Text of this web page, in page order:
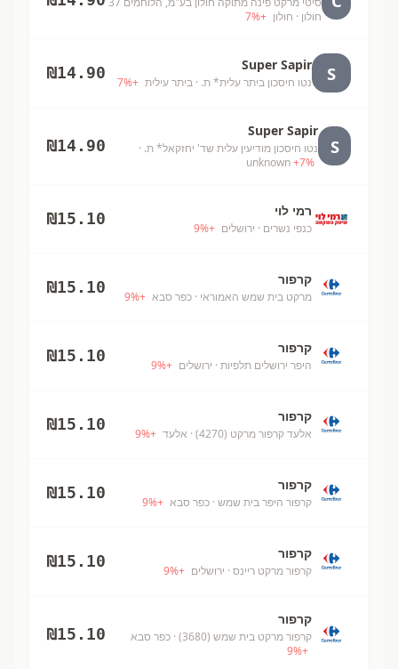
חולון · חולון +
7%
S
Super Sapir
נטו חיסכון ביתר עלית* ת. · ביתר עילית +
7%
₪14.90
S
Super Sapir
נטו חיסכון מודיעין עלית שד' יחזקאל* ת. ·
unknown+7%
₪14.90
רמי לוי
כנפי נשרים · ירושלים +
9%
₪15.10
קרפור
מרקט בית שמש האמוראי · כפר סבא +
9%
₪15.10
קרפור
היפר ירושלים תלפיות · ירושלים +
9%
₪15.10
קרפור
אלעד קרפור מרקט (4270) · אלעד +
9%
₪15.10
קרפור
קרפור היפר בית שמש · כפר סבא +
9%
₪15.10
קרפור
קרפור מרקט ריינס · ירושלים +
9%
₪15.10
קרפור
קרפור מרקט בית שמש (3680)
· כפר סבא
+
9%
₪15.10